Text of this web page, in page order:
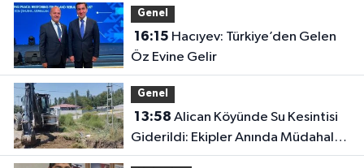
Genel
16:15
Öz Evine Gelir
Genel
13:58
Giderildi: Ekipler Anında Müdahale
Etti